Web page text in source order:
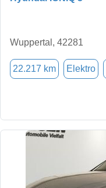
Wuppertal, 42281
22.217 km Elektro